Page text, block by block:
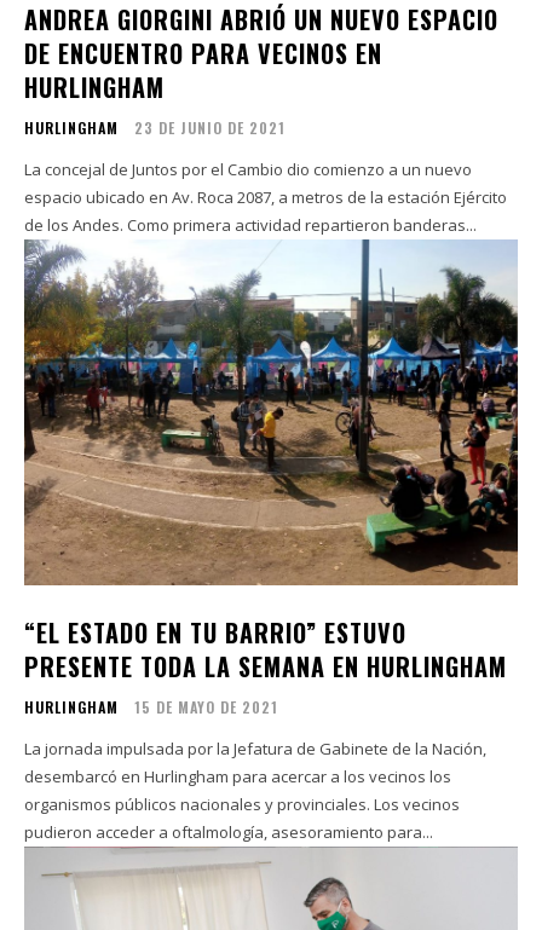
ANDREA GIORGINI ABRIÓ UN NUEVO ESPACIO
DE ENCUENTRO PARA VECINOS EN
HURLINGHAM
HURLINGHAM 23 DE JUNIO DE 2021
La concejal de Juntos por el Cambio dio comienzo a un nuevo
espacio ubicado en Av. Roca 2087, a metros de la estación Ejército
de los Andes. Como primera actividad repartieron banderas...
“EL ESTADO EN TU BARRIO” ESTUVO
PRESENTE TODA LA SEMANA EN HURLINGHAM
HURLINGHAM 15 DE MAYO DE 2021
La jornada impulsada por la Jefatura de Gabinete de la Nación,
desembarcó en Hurlingham para acercar a los vecinos los
organismos públicos nacionales y provinciales. Los vecinos
pudieron acceder a oftalmología, asesoramiento para...